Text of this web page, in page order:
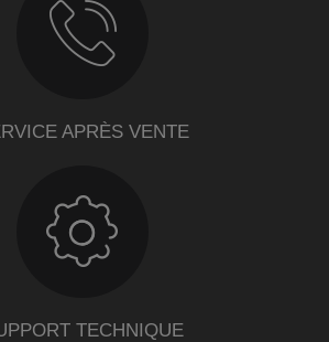
APRÈS VENTE
TECHNIQUE